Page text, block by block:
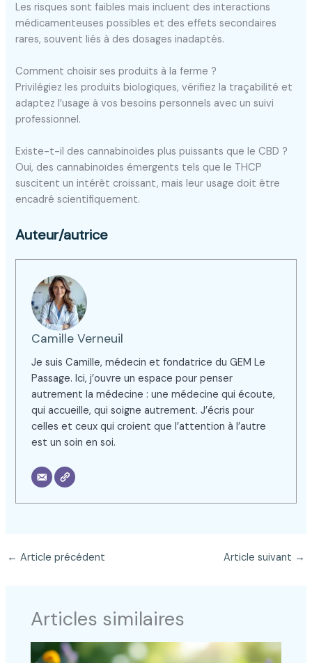
Les risques sont faibles mais incluent des interactions
médicamenteuses possibles et des effets secondaires
rares, souvent liés à des dosages inadaptés.
Comment choisir ses produits à la ferme ?
Privilégiez les produits biologiques, vérifiez la traçabilité et
adaptez l’usage à vos besoins personnels avec un suivi
professionnel.
Existe-t-il des cannabinoïdes plus puissants que le CBD ?
Oui, des cannabinoïdes émergents tels que le THCP
suscitent un intérêt croissant, mais leur usage doit être
encadré scientifiquement.
Auteur/autrice
Camille Verneuil
Je suis Camille, médecin et fondatrice du GEM Le
Passage. Ici, j’ouvre un espace pour penser
autrement la médecine : une médecine qui écoute,
qui accueille, qui soigne autrement. J’écris pour
celles et ceux qui croient que l’attention à l’autre
est un soin en soi.
← Article précédent Article suivant →
Articles similaires